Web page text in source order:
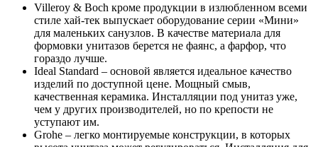
Villeroy & Boch кроме продукции в излюбленном всеми
стиле хай-тек выпускает оборудование серии «Мини»
для маленьких санузлов. В качестве материала для
формовки унитазов берется не фаянс, а фарфор, что
гораздо лучше.
Ideal Standard – основой является идеальное качество
изделий по доступной цене. Мощный смыв,
качественная керамика. Инсталляции под унитаз уже,
чем у других производителей, но по крепости не
уступают им.
Grohe – легко монтируемые конструкции, в которых